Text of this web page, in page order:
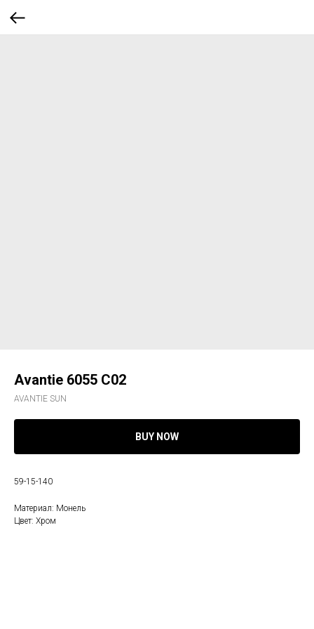
Avantie 6055 C02
AVANTIE SUN
BUY NOW
59-15-140
Материал: Монель
Цвет: Хром